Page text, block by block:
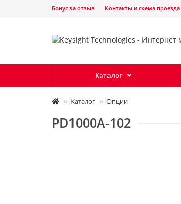
Бонус за отзыв Контакты и схема проезда
Каталог
Каталог Опции
PD1000A-102